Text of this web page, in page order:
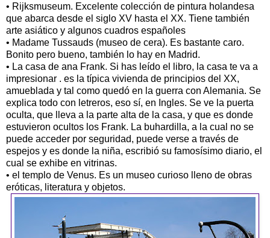
• Rijksmuseum. Excelente colección de pintura holandesa
que abarca desde el siglo XV hasta el XX. Tiene también
arte asiático y algunos cuadros españoles
• Madame Tussauds (museo de cera). Es bastante caro.
Bonito pero bueno, también lo hay en Madrid.
• La casa de ana Frank. Si has leído el libro, la casa te va a
impresionar . es la típica vivienda de principios del XX,
amueblada y tal como quedó en la guerra con Alemania. Se
explica todo con letreros, eso sí, en Ingles. Se ve la puerta
oculta, que lleva a la parte alta de la casa, y que es donde
estuvieron ocultos los Frank. La buhardilla, a la cual no se
puede acceder por seguridad, puede verse a través de
espejos y es donde la niña, escribió su famosísimo diario, el
cual se exhibe en vitrinas.
• el templo de Venus. Es un museo curioso lleno de obras
eróticas, literatura y objetos.